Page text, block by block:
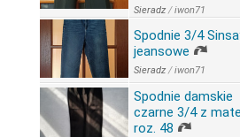
Sieradz /iwon71
Spodnie 3/4
jeansowe
Sieradz /iwon71
Spodnie damskie
czarne 3/4 z
roz. 48